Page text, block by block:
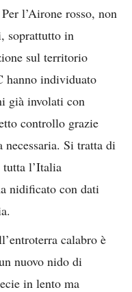
l’Airone rosso, non
soprattutto in
sul territorio
hanno individuato
già involati con
controllo grazie
necessaria. Si tratta di
l’Italia
nidificato con dati
calabro è
nuovo nido di
in lento ma